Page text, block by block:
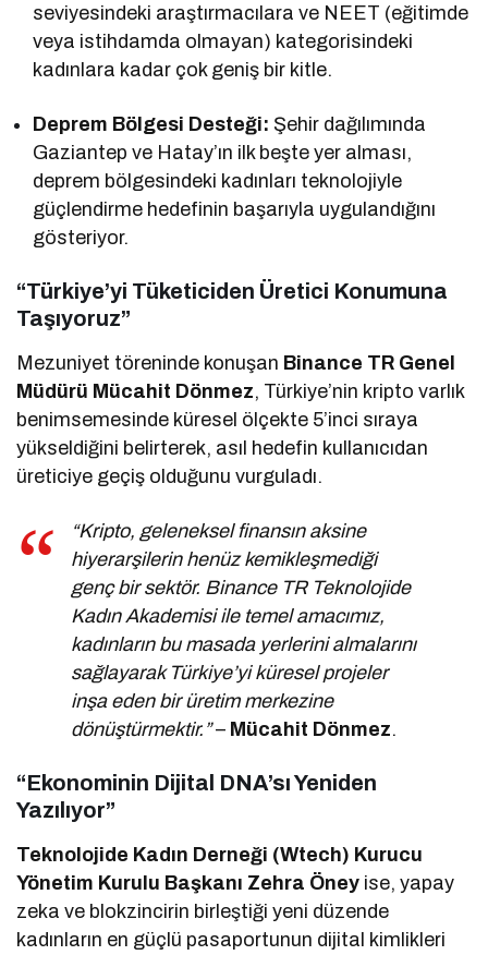
seviyesindeki araştırmacılara ve NEET (eğitimde
veya istihdamda olmayan) kategorisindeki
kadınlara kadar çok geniş bir kitle.
Deprem Bölgesi Desteği: Şehir dağılımında
Gaziantep ve Hatay’ın ilk beşte yer alması,
deprem bölgesindeki kadınları teknolojiyle
güçlendirme hedefinin başarıyla uygulandığını
gösteriyor.
“Türkiye’yi Tüketiciden Üretici Konumuna
Taşıyoruz”
Mezuniyet töreninde konuşan Binance TR Genel
Müdürü Mücahit Dönmez, Türkiye’nin kripto varlık
benimsemesinde küresel ölçekte 5’inci sıraya
yükseldiğini belirterek, asıl hedefin kullanıcıdan
üreticiye geçiş olduğunu vurguladı.
“Kripto, geleneksel finansın aksine
hiyerarşilerin henüz kemikleşmediği
genç bir sektör. Binance TR Teknolojide
Kadın Akademisi ile temel amacımız,
kadınların bu masada yerlerini almalarını
sağlayarak Türkiye’yi küresel projeler
inşa eden bir üretim merkezine
dönüştürmektir.”– Mücahit Dönmez.
“Ekonominin Dijital DNA’sı Yeniden
Yazılıyor”
Teknolojide Kadın Derneği (Wtech) Kurucu
Yönetim Kurulu Başkanı Zehra Öney ise, yapay
zeka ve blokzincirin birleştiği yeni düzende
kadınların en güçlü pasaportunun dijital kimlikleri